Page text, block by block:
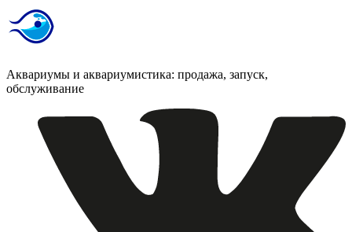
Аквариумы и аквариумистика: продажа, запуск,
обслуживание